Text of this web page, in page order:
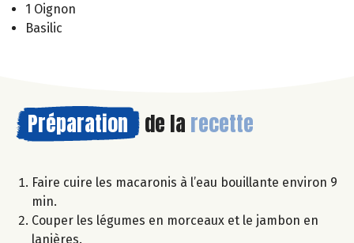
1 Oignon
Basilic
Préparation de la recette
Faire cuire les macaronis à l’eau bouillante environ 9
min.
Couper les légumes en morceaux et le jambon en
lanières.